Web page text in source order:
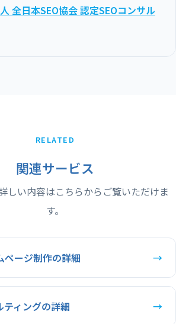
全日本SEO協会 認定SEOコンサル
RELATED
関連サービス
しい内容はこちらからご覧いただけま
す。
ページ制作の詳細 →
ティングの詳細 →